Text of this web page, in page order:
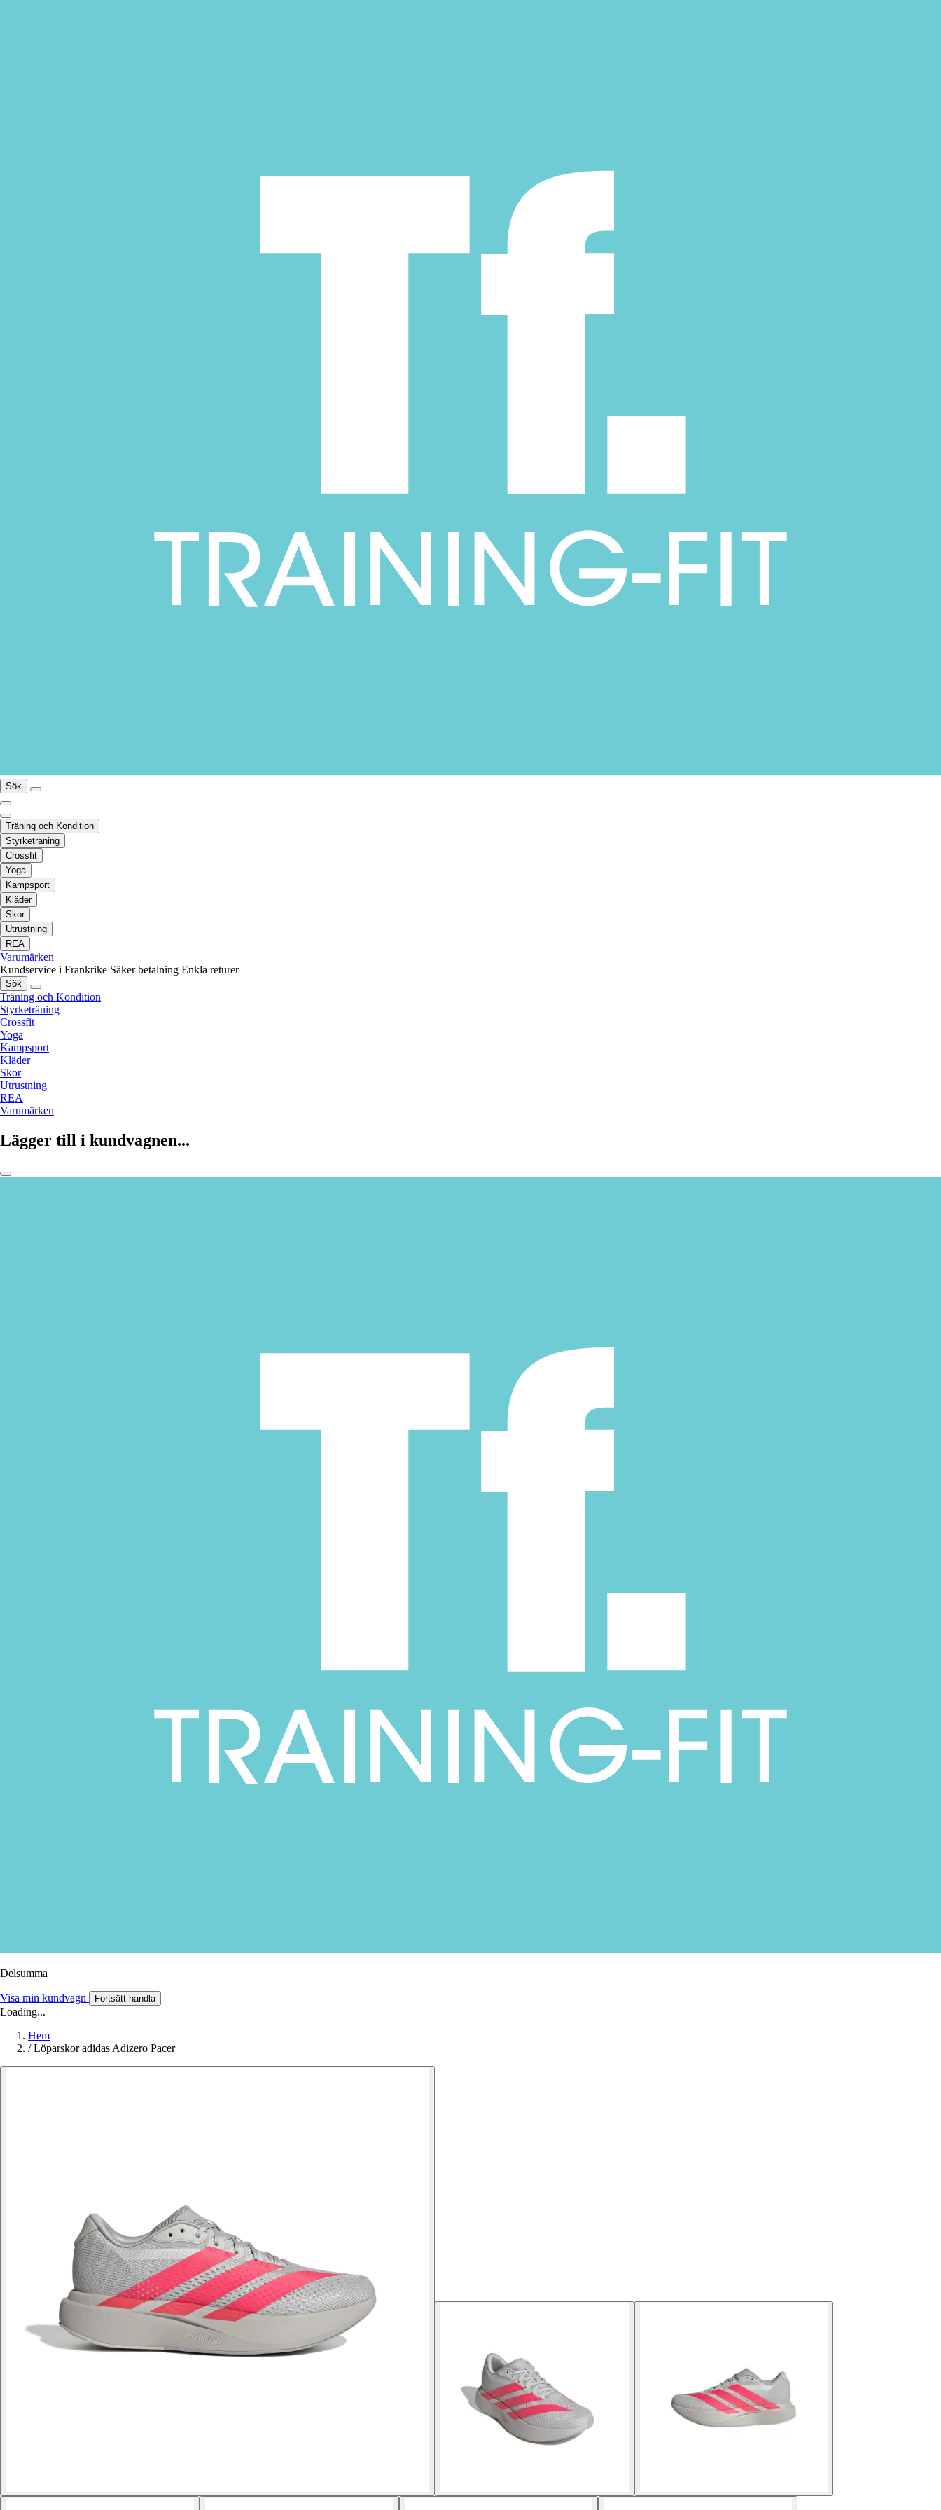
Sök
Träning och Kondition
Styrketräning
Crossfit
Yoga
Kampsport
Kläder
Skor
Utrustning
REA
Varumärken
Kundservice i Frankrike Säker betalning Enkla returer
Sök
Träning och Kondition
Styrketräning
Crossfit
Yoga
Kampsport
Kläder
Skor
Utrustning
REA
Varumärken
Lägger till i kundvagnen...
Delsumma
Visa min kundvagn Fortsätt handla
Loading...
Hem
/ Löparskor adidas Adizero Pacer